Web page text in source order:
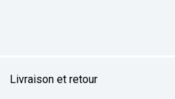
Livraison et retour